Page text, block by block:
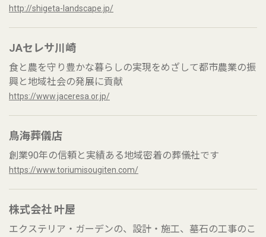
http://shigeta-landscape.jp/
JAセレサ川崎
食と農を守り豊かな暮らしの実現をめざして都市農業の振
興と地域社会の発展に貢献
https://www.jaceresa.or.jp/
鳥海葬儀店
創業90年の信頼と実績ある地域密着の葬儀社です
https://www.toriumisougiten.com/
株式会社 叶屋
エクステリア・ガーデンの、設計・施工、墓石の工事のこ